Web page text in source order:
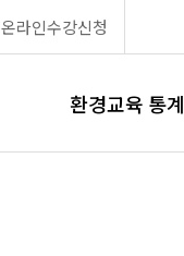
온라인수강신청
환경교육 통계